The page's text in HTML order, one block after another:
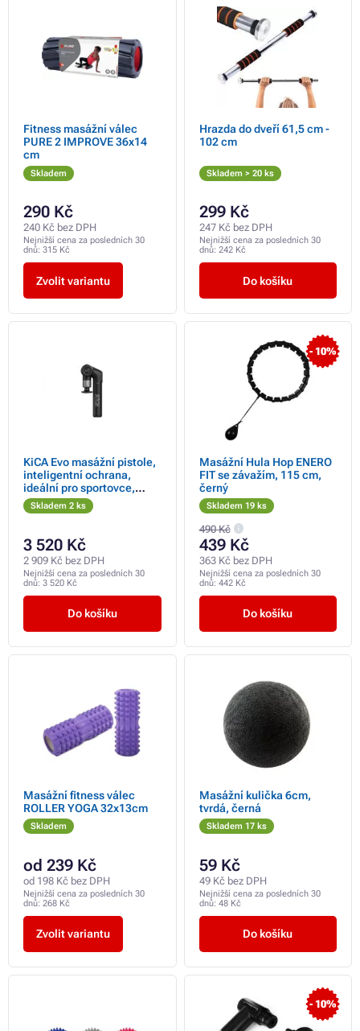
Fitness masážní válec
PURE 2 IMPROVE 36x14
cm
Skladem
290 Kč
240 Kč bez DPH
Nejnižší cena za posledních 30
dnů: 315 Kč
Zvolit variantu
Hrazda do dveří 61,5 cm -
102 cm
Skladem > 20 ks
299 Kč
247 Kč bez DPH
Nejnižší cena za posledních 30
dnů: 242 Kč
Do košíku
KiCA Evo masážní pistole,
inteligentní ochrana,
ideální pro sportovce,
profesionální hloubková
masáž, černá
Skladem 2 ks
3 520 Kč
2 909 Kč bez DPH
Nejnižší cena za posledních 30
dnů: 3 520 Kč
Do košíku
- 10%
Masážní Hula Hop ENERO
FIT se závažím, 115 cm,
černý
Skladem 19 ks
490 Kč
439 Kč
363 Kč bez DPH
Nejnižší cena za posledních 30
dnů: 442 Kč
Do košíku
Masážní fitness válec
ROLLER YOGA 32x13cm
Skladem
od 239 Kč
od 198 Kč bez DPH
Nejnižší cena za posledních 30
dnů: 268 Kč
Zvolit variantu
Masážní kulička 6cm,
tvrdá, černá
Skladem 17 ks
59 Kč
49 Kč bez DPH
Nejnižší cena za posledních 30
dnů: 48 Kč
Do košíku
- 10%